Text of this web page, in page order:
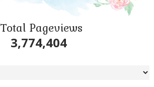
Total Pageviews
3,774,404